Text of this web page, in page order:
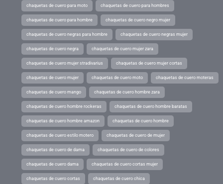
chaquetas de cuero para moto chaquetas de cuero para hombres
chaquetas de cuero para hombre chaquetas de cuero negro mujer
chaquetas de cuero negras para hombre chaquetas de cuero negras mujer
chaquetas de cuero negra chaquetas de cuero mujer zara
chaquetas de cuero mujer stradivarius chaquetas de cuero mujer cortas
chaquetas de cuero mujer chaquetas de cuero moto chaquetas de cuero moteras
chaquetas de cuero mango chaquetas de cuero hombre zara
chaquetas de cuero hombre rockeras chaquetas de cuero hombre baratas
chaquetas de cuero hombre amazon chaquetas de cuero hombre
chaquetas de cuero estilo motero chaquetas de cuero de mujer
chaquetas de cuero de dama chaquetas de cuero de colores
chaquetas de cuero dama chaquetas de cuero cortas mujer
chaquetas de cuero cortas chaquetas de cuero chica